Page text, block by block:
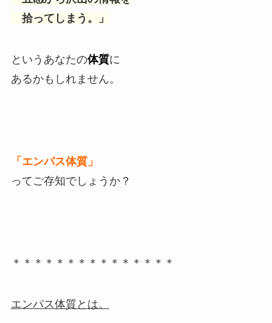
拾ってしまう。」
というあなたの体質に
あるかもしれません。
「エンパス体質」
ってご存知でしょうか？
＊＊＊＊＊＊＊＊＊＊＊＊＊＊＊
エンパス体質とは。